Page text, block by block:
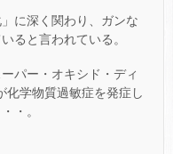
に深く関わり、ガンな
ると言われている。
パー・オキシド・ディ
化学物質過敏症を発症し
・。